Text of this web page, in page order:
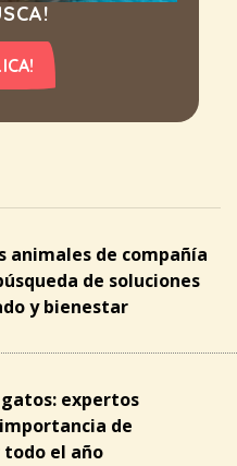
animales de compañía
de soluciones
y bienestar
expertos
de
el año